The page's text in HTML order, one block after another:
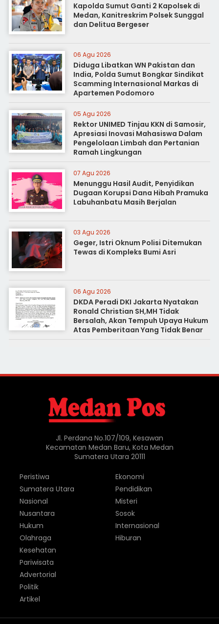
Kapolda Sumut Ganti 2 Kapolsek di
Medan, Kanitreskrim Polsek Sunggal
dan Delitua Bergeser
06 Agu 2026
Diduga Libatkan WN Pakistan dan
India, Polda Sumut Bongkar Sindikat
Scamming Internasional Markas di
Apartemen Podomoro
05 Agu 2026
Rektor UNIMED Tinjau KKN di Samosir,
Apresiasi Inovasi Mahasiswa Dalam
Pengelolaan Limbah dan Pertanian
Ramah Lingkungan
07 Agu 2026
Menunggu Hasil Audit, Penyidikan
Dugaan Korupsi Dana Hibah Pramuka
Labuhanbatu Masih Berjalan
03 Agu 2026
Geger, Istri Oknum Polisi Ditemukan
Tewas di Kompleks Bumi Asri
06 Agu 2026
DKDA Peradi DKI Jakarta Nyatakan
Ronald Christian SH,MH Tidak
Bersalah, Akan Tempuh Upaya Hukum
Atas Pemberitaan Yang Tidak Benar
Jl. Perdana No.107/109, Kesawan
Kecamatan Medan Baru, Kota Medan
Sumatera Utara 20111
Peristiwa
Sumatera Utara
Nasional
Nusantara
Hukum
Olahraga
Ekonomi
Pendidikan
Misteri
Sosok
Internasional
Hiburan
Kesehatan
Pariwisata
Advertorial
Politik
Artikel